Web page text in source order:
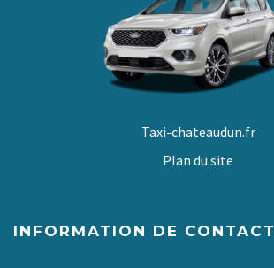
Taxi-chateaudun.fr
Plan du site
INFORMATION DE CONTACT